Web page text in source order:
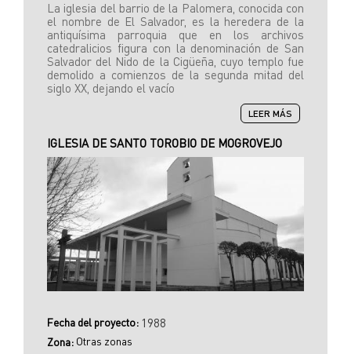
La iglesia del barrio de la Palomera, conocida con
el nombre de El Salvador, es la heredera de la
antiquísima parroquia que en los archivos
catedralicios figura con la denominación de San
Salvador del Nido de la Cigüeña, cuyo templo fue
demolido a comienzos de la segunda mitad del
siglo XX, dejando el vacío
LEER MÁS SOBRE
IGLESIA
IGLESIA DE SANTO TOROBIO DE MOGROVEJO
Fecha del proyecto: 1988
Zona: Otras zonas